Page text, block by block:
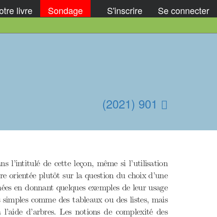
livre Sondage S'inscrire Se connecter
(2021) 901
l’intitulé de cette leçon, même si l’utilisation
orientée plutôt sur la question du choix d’une
en donnant quelques exemples de leur usage
comme des tableaux ou des listes, mais
d’arbres. Les notions de complexité des